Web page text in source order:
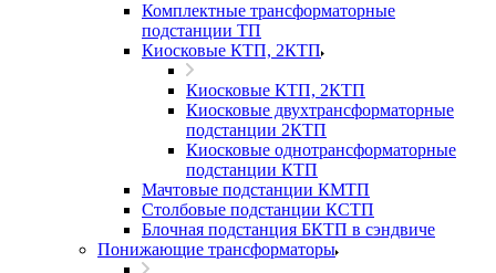
Комплектные трансформаторные
подстанции ТП
Киосковые КТП, 2КТП
Киосковые КТП, 2КТП
Киосковые двухтрансформаторные
подстанции 2КТП
Киосковые однотрансформаторные
подстанции КТП
Мачтовые подстанции КМТП
Столбовые подстанции КСТП
Блочная подстанция БКТП в сэндвиче
Понижающие трансформаторы